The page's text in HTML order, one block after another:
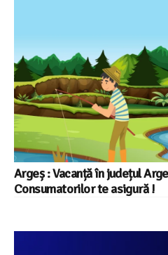
Argeș : Vacanță în județul
Consumatorilor te asigură !